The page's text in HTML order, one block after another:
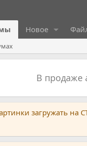
Новое
В продаже
загружать на